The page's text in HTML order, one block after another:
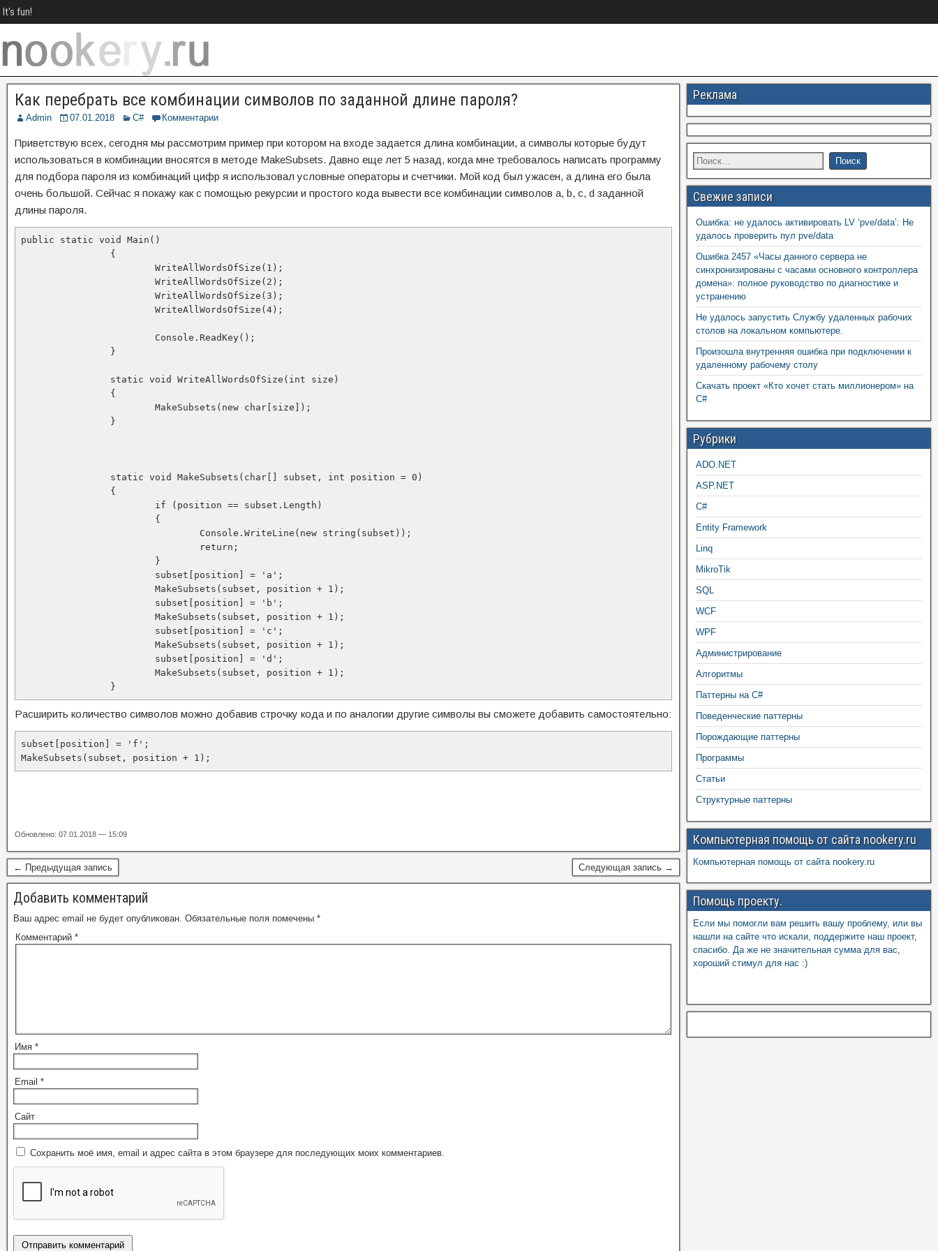
It's fun!
Как перебрать все комбинации символов по заданной длине пароля?
Admin 07.01.2018 C# Комментарии
Приветствую всех, сегодня мы рассмотрим пример при котором на входе задается длина комбинации, а символы которые будут
использоваться в комбинации вносятся в методе MakeSubsets. Давно еще лет 5 назад, когда мне требовалось написать программу
для подбора пароля из комбинаций цифр я использовал условные операторы и счетчики. Мой код был ужасен, а длина его была
очень большой. Сейчас я покажу как с помощью рекурсии и простого кода вывести все комбинации символов a, b, c, d заданной
длины пароля.
public static void Main()
		}
Расширить количество символов можно добавив строчку кода и по аналогии другие символы вы сможете добавить самостоятельно:
subset[position] = 'f';
MakeSubsets(subset, position + 1);
Обновлено: 07.01.2018 — 15:09
← Предыдущая запись Следующая запись →
Добавить комментарий
Ваш адрес email не будет опубликован. Обязательные поля помечены *
Комментарий *
Имя *
Email *
Сайт
Сохранить моё имя, email и адрес сайта в этом браузере для последующих моих комментариев.
Реклама
Свежие записи
Ошибка: не удалось активировать LV ‘pve/data’: Не
удалось проверить пул pve/data
Ошибка 2457 «Часы данного сервера не
синхронизированы с часами основного контроллера
домена»: полное руководство по диагностике и
устранению
Не удалось запустить Службу удаленных рабочих
столов на локальном компьютере.
Произошла внутренняя ошибка при подключении к
удаленному рабочему столу
Скачать проект «Кто хочет стать миллионером» на
C#
Рубрики
ADO.NET
ASP.NET
C#
Entity Framework
Linq
MikroTik
SQL
WCF
WPF
Администрирование
Алгоритмы
Паттерны на C#
Поведенческие паттерны
Порождающие паттерны
Программы
Статьи
Структурные паттерны
Компьютерная помощь от сайта nookery.ru
Компьютерная помощь от сайта nookery.ru
Помощь проекту.
Если мы помогли вам решить вашу проблему, или вы
нашли на сайте что искали, поддержите наш проект,
спасибо. Да же не значительная сумма для вас,
хороший стимул для нас :)